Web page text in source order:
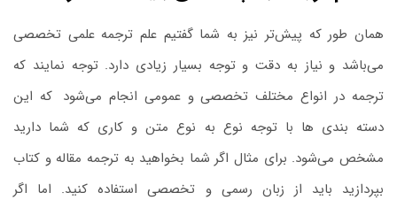
همان ‌طور که پیش‌تر نیز به شما گفتیم علم ترجمه علمی تخصصی
می‌باشد و نیاز به‌ دقت و توجه بسیار زیادی دارد. توجه نمایند که
ترجمه در انواع مختلف تخصصی و عمومی انجام می‌شود که این
دسته‌ بندی ها با توجه نوع به نوع متن و کاری که شما دارید
مشخص می‌شود. برای مثال اگر شما بخواهید به ترجمه مقاله و کتاب
بپردازید باید از زبان رسمی و تخصصی استفاده کنید. اما اگر